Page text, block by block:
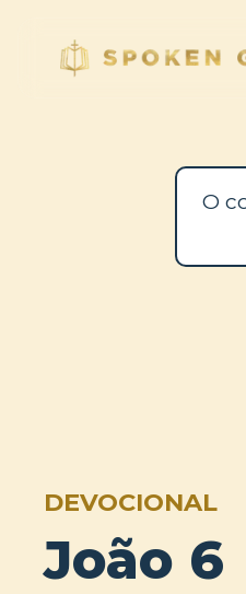
O
DEVOCIONAL
João 6